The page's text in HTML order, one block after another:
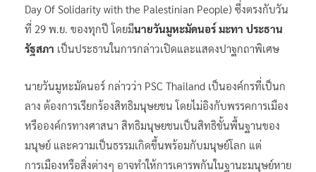
Day Of Solidarity with the Palestinian People) ซึ่งตรงกับวัน
ที่ 29 พ.ย. ของทุกปี โดยมีนายวันมูหะมัดนอร์ มะทา ประธาน
รัฐสภา เป็นประธานในการกล่าวเปิดและแสดงปาฐกถาพิเศษ
นายวันมูหะมัดนอร์ กล่าวว่า PSC Thailand เป็นองค์กรที่เป็นก
ลาง ต้องการเรียกร้องสิทธิมนุษยชน โดยไม่อิงกับพรรคการเมือง
หรือองค์กรทางศาสนา สิทธิมนุษยชนเป็นสิทธิขั้นพื้นฐานของ
มนุษย์ และความเป็นธรรมเกิดขึ้นพร้อมกับมนุษย์โลก แต่
การเมืองหรือสิ่งต่างๆ อาจทำให้การเคารพกันในฐานะมนุษย์หาย